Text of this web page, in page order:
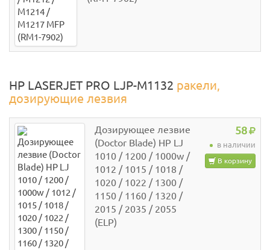
HP LASERJET PRO LJP-M1132 ракели,
дозирующие лезвия
Дозирующее лезвие
(Doctor Blade) HP LJ
1010 / 1200 / 1000w /
1012 / 1015 / 1018 /
1020 / 1022 / 1300 /
1150 / 1160 / 1320 /
2015 / 2035 / 2055
(ELP)
58
в наличии
В корзину